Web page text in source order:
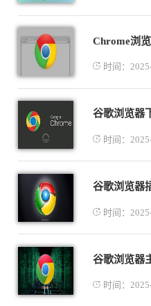
时间：
时间：
时间：
时间：